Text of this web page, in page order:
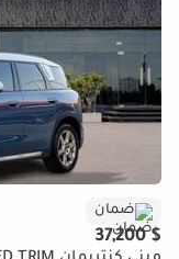
ضمان
$ 37,200